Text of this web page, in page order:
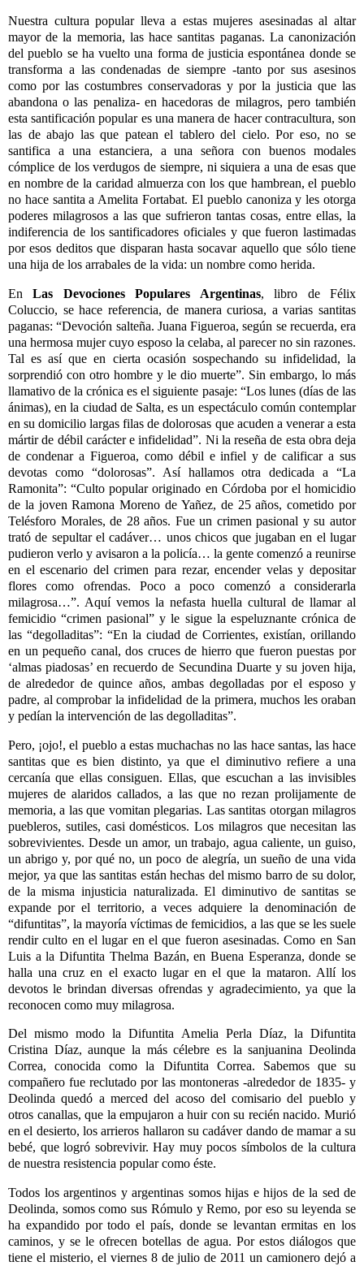
Nuestra cultura popular lleva a estas mujeres asesinadas al altar
mayor de la memoria, las hace santitas paganas. La canonización
del pueblo se ha vuelto una forma de justicia espontánea donde se
transforma a las condenadas de siempre -tanto por sus asesinos
como por las costumbres conservadoras y por la justicia que las
abandona o las penaliza- en hacedoras de milagros, pero también
esta santificación popular es una manera de hacer contracultura, son
las de abajo las que patean el tablero del cielo. Por eso, no se
santifica a una estanciera, a una señora con buenos modales
cómplice de los verdugos de siempre, ni siquiera a una de esas que
en nombre de la caridad almuerza con los que hambrean, el pueblo
no hace santita a Amelita Fortabat. El pueblo canoniza y les otorga
poderes milagrosos a las que sufrieron tantas cosas, entre ellas, la
indiferencia de los santificadores oficiales y que fueron lastimadas
por esos deditos que disparan hasta socavar aquello que sólo tiene
una hija de los arrabales de la vida: un nombre como herida.
EnLas Devociones Populares Argentinas, libro de Félix
Coluccio, se hace referencia, de manera curiosa, a varias santitas
paganas: “Devoción salteña. Juana Figueroa, según se recuerda, era
una hermosa mujer cuyo esposo la celaba, al parecer no sin razones.
Tal es así que en cierta ocasión sospechando su infidelidad, la
sorprendió con otro hombre y le dio muerte”. Sin embargo, lo más
llamativo de la crónica es el siguiente pasaje: “Los lunes (días de las
ánimas), en la ciudad de Salta, es un espectáculo común contemplar
en su domicilio largas filas de dolorosas que acuden a venerar a esta
mártir de débil carácter e infidelidad”. Ni la reseña de esta obra deja
de condenar a Figueroa, como débil e infiel y de calificar a sus
devotas como “dolorosas”. Así hallamos otra dedicada a “La
Ramonita”: “Culto popular originado en Córdoba por el homicidio
de la joven Ramona Moreno de Yañez, de 25 años, cometido por
Telésforo Morales, de 28 años. Fue un crimen pasional y su autor
trató de sepultar el cadáver… unos chicos que jugaban en el lugar
pudieron verlo y avisaron a la policía… la gente comenzó a reunirse
en el escenario del crimen para rezar, encender velas y depositar
flores como ofrendas. Poco a poco comenzó a considerarla
milagrosa…”. Aquí vemos la nefasta huella cultural de llamar al
femicidio “crimen pasional” y le sigue la espeluznante crónica de
las “degolladitas”: “En la ciudad de Corrientes, existían, orillando
en un pequeño canal, dos cruces de hierro que fueron puestas por
‘almas piadosas’ en recuerdo de Secundina Duarte y su joven hija,
de alrededor de quince años, ambas degolladas por el esposo y
padre, al comprobar la infidelidad de la primera, muchos les oraban
y pedían la intervención de las degolladitas”.
Pero, ¡ojo!, el pueblo a estas muchachas no las hace santas, las hace
santitas que es bien distinto, ya que el diminutivo refiere a una
cercanía que ellas consiguen. Ellas, que escuchan a las invisibles
mujeres de alaridos callados, a las que no rezan prolijamente de
memoria, a las que vomitan plegarias. Las santitas otorgan milagros
puebleros, sutiles, casi domésticos. Los milagros que necesitan las
sobrevivientes. Desde un amor, un trabajo, agua caliente, un guiso,
un abrigo y, por qué no, un poco de alegría, un sueño de una vida
mejor, ya que las santitas están hechas del mismo barro de su dolor,
de la misma injusticia naturalizada. El diminutivo de santitas se
expande por el territorio, a veces adquiere la denominación de
“difuntitas”, la mayoría víctimas de femicidios, a las que se les suele
rendir culto en el lugar en el que fueron asesinadas. Como en San
Luis a la Difuntita Thelma Bazán, en Buena Esperanza, donde se
halla una cruz en el exacto lugar en el que la mataron. Allí los
devotos le brindan diversas ofrendas y agradecimiento, ya que la
reconocen como muy milagrosa.
Del mismo modo la Difuntita Amelia Perla Díaz, la Difuntita
Cristina Díaz, aunque la más célebre es la sanjuanina Deolinda
Correa, conocida como la Difuntita Correa. Sabemos que su
compañero fue reclutado por las montoneras -alrededor de 1835- y
Deolinda quedó a merced del acoso del comisario del pueblo y
otros canallas, que la empujaron a huir con su recién nacido. Murió
en el desierto, los arrieros hallaron su cadáver dando de mamar a su
bebé, que logró sobrevivir. Hay muy pocos símbolos de la cultura
de nuestra resistencia popular como éste.
Todos los argentinos y argentinas somos hijas e hijos de la sed de
Deolinda, somos como sus Rómulo y Remo, por eso su leyenda se
ha expandido por todo el país, donde se levantan ermitas en los
caminos, y se le ofrecen botellas de agua. Por estos diálogos que
tiene el misterio, el viernes 8 de julio de 2011 un camionero dejó a